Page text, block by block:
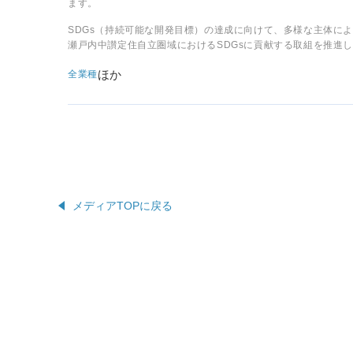
ます。
SDGs（持続可能な開発目標）の達成に向けて、多様な主体に
瀬戸内中讃定住自立圏域におけるSDGsに貢献する取組を推進し
全業種ほか
メディアTOPに戻る